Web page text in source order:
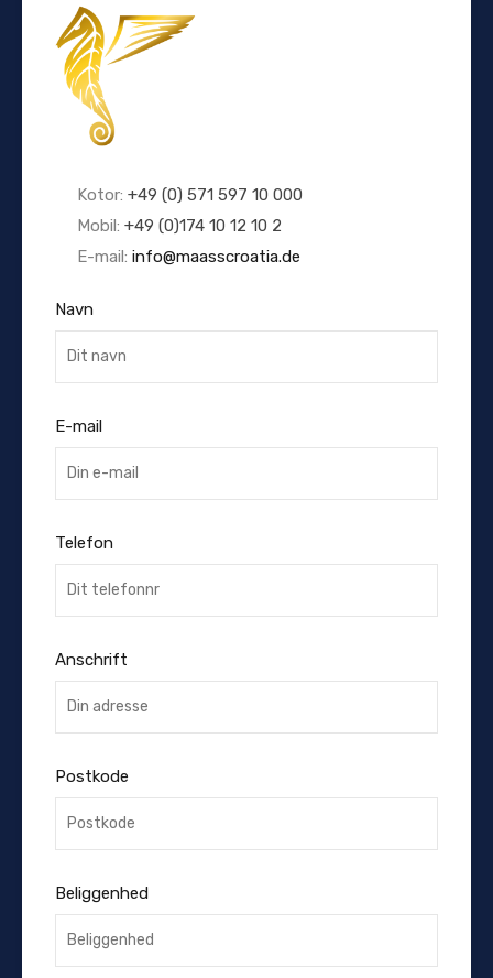
Kotor: +49 (0) 571 597 10 000
Mobil: +49 (0)174 10 12 10 2
E-mail: info@maasscroatia.de
Navn
E-mail
Telefon
Anschrift
Postkode
Beliggenhed